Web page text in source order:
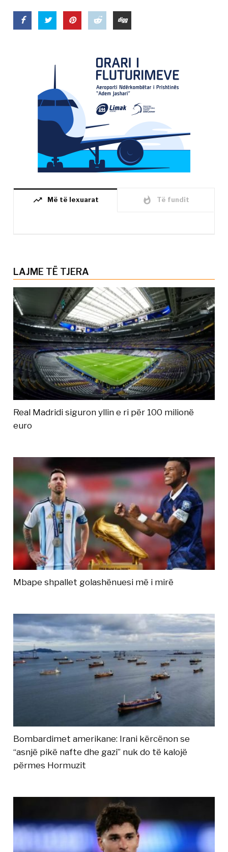
trending_up Më të lexuarat whatshot Të fundit
LAJME TË TJERA
Real Madridi siguron yllin e ri për 100 milionë
euro
Mbape shpallet golashënuesi më i mirë
Bombardimet amerikane: Irani kërcënon se
“asnjë pikë nafte dhe gazi” nuk do të kalojë
përmes Hormuzit